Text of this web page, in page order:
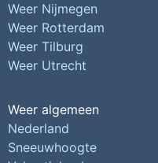
Weer Nijmegen
Weer Rotterdam
Weer Tilburg
Weer Utrecht
Weer algemeen
Nederland
Sneeuwhoogte